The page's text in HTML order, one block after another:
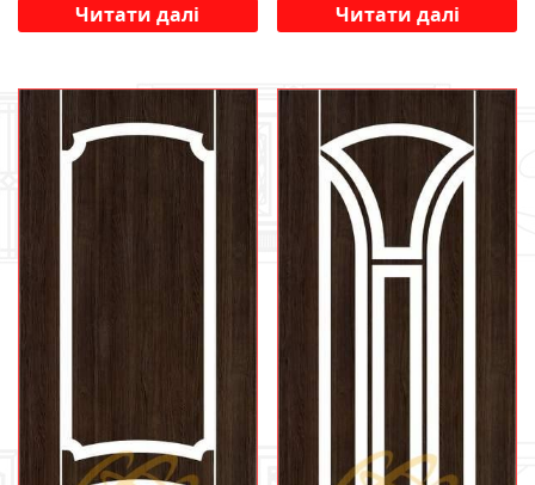
Читати далі
Читати далі